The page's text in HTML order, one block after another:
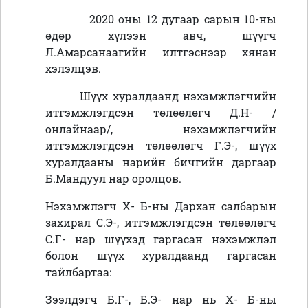
2020 оны 12 дугаар сарын 10-ны
өдөр хүлээн авч, шүүгч
Л.Амарсанаагийн илтгэснээр хянан
хэлэлцэв.
Шүүх хуралдаанд нэхэмжлэгчийн
итгэмжлэгдсэн төлөөлөгч Д.Н- /
онлайнаар/, нэхэмжлэгчийн
итгэмжлэгдсэн төлөөлөгч Г.Э-, шүүх
хуралдааны нарийн бичгийн даргаар
Б.Мандуул нар оролцов.
Нэхэмжлэгч Х- Б-ны Дархан салбарын
захирал С.Э-, итгэмжлэгдсэн төлөөлөгч
С.Г- нар шүүхэд гаргасан нэхэмжлэл
болон шүүх хуралдаанд гаргасан
тайлбартаа:
Зээлдэгч Б.Г-, Б.Э- нар нь Х- Б-ны